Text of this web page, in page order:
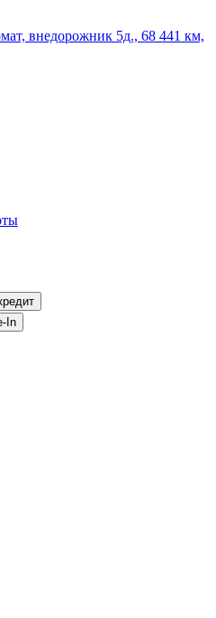
внедорожник 5д., 68 441 км,
In